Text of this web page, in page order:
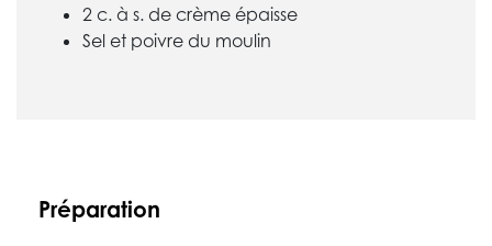
2 c. à s. de crème épaisse
Sel et poivre du moulin
Préparation